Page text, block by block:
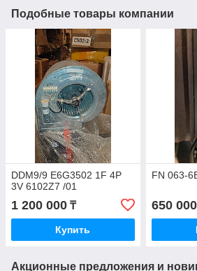
Подобные товары компании
DDM9/9 E6G3502 1F 4P
3V 6102Z7 /01
1 200 000 ₸
Купить
FN 063-
650 000
Акционные предложения и